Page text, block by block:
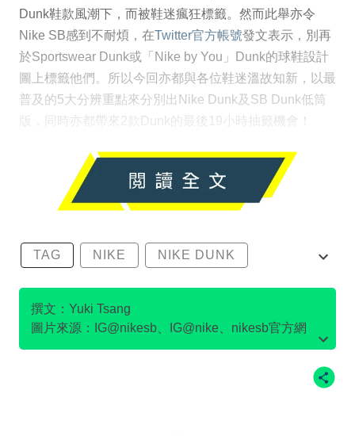
Dunk鞋款風潮下，而被鞋迷瘋狂標籤。然而此舉亦令
Nike SB感到不耐煩，在Twitter官方帳號發文表示，別再
於Sportswear Dunk或「Nike by You」Dunk的球鞋設計
圖上標籤他們。所以今回亦都與各位鞋迷溫故知新，以最
普及的5大分辨重點來分別出Nike Dunk及SB Dunk低筒
版，同時亦都帶來2款Dunk的最後19小時抽籤機會！
TAG NIKE NIKE DUNK
SB DUNK
撰文：Yuki Tsang
圖片來源：IG@nikesb、IG@nike、nikesb官方網
站、Twitter@nikesb截圖、nike官方網站、